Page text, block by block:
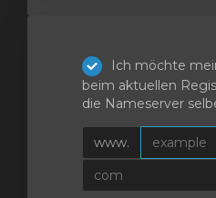
Ich möchte
beim aktuellen
die Nameserver
www.